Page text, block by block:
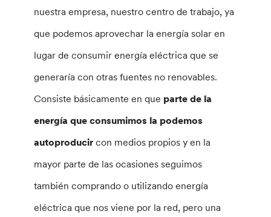
nuestra empresa, nuestro centro de trabajo, ya
que podemos aprovechar la energía solar en
lugar de consumir energía eléctrica que se
generaría con otras fuentes no renovables.
Consiste básicamente en que parte de la
energía que consumimos la podemos
autoproducircon medios propios y en la
mayor parte de las ocasiones seguimos
también comprando o utilizando energía
eléctrica que nos viene por la red, pero una